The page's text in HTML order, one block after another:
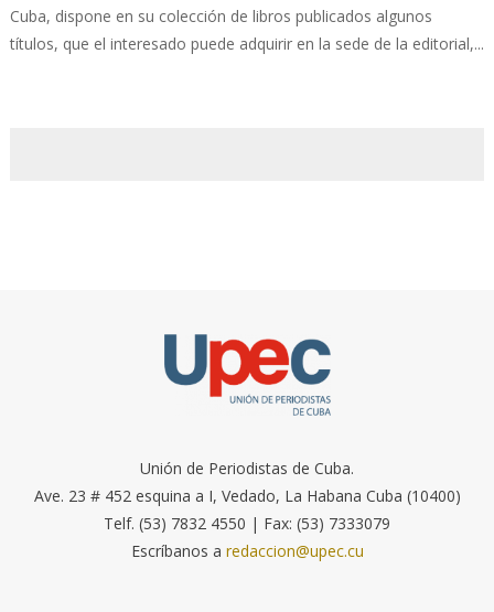
Cuba, dispone en su colección de libros publicados algunos
títulos, que el interesado puede adquirir en la sede de la editorial,...
Unión de Periodistas de Cuba.
Ave. 23 # 452 esquina a I, Vedado, La Habana Cuba (10400)
Telf. (53) 7832 4550 | Fax: (53) 7333079
Escríbanos a redaccion@upec.cu